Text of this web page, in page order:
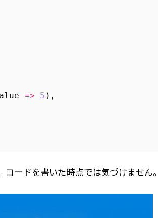
=> 5 ),
コードを書いた時点では気づけません